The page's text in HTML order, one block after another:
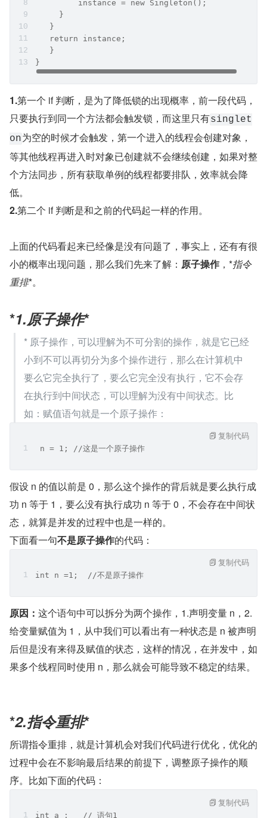
         instance = new Singleton();
     }
   }
   return instance;
   }
}
1.第一个 if 判断，是为了降低锁的出现概率，前一段代码，
只要执行到同一个方法都会触发锁，而这里只有singlet
on为空的时候才会触发，第一个进入的线程会创建对象，
等其他线程再进入时对象已创建就不会继续创建，如果对整
个方法同步，所有获取单例的线程都要排队，效率就会降
低。
2.第二个 if 判断是和之前的代码起一样的作用。
上面的代码看起来已经像是没有问题了，事实上，还有有很
小的概率出现问题，那么我们先来了解： 原子操作 ，*指令
重排*。
*1.原子操作*
* 原子操作，可以理解为不可分割的操作，就是它已经
小到不可以再切分为多个操作进行，那么在计算机中
要么它完全执行了，要么它完全没有执行，它不会存
在执行到中间状态，可以理解为没有中间状态。比
如：赋值语句就是一个原子操作：
n = 1; //这是一个原子操作
复制代码
假设 n 的值以前是 0，那么这个操作的背后就是要么执行成
功 n 等于 1，要么没有执行成功 n 等于 0，不会存在中间状
态，就算是并发的过程中也是一样的。
下面看一句不是原子操作的代码：
int n =1;  //不是原子操作
复制代码
原因： 这个语句中可以拆分为两个操作，1.声明变量 n，2.
给变量赋值为 1，从中我们可以看出有一种状态是 n 被声明
后但是没有来得及赋值的状态，这样的情况，在并发中，如
果多个线程同时使用 n，那么就会可能导致不稳定的结果。
*2.指令重排*
所谓指令重排，就是计算机会对我们代码进行优化，优化的
过程中会在不影响最后结果的前提下，调整原子操作的顺
序。比如下面的代码：
int a ;   // 语句1
复制代码